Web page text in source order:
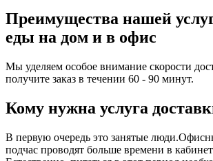
Преимущества нашей
еды на дом и в офис
Мы уделяем особое внимание скорости
получите заказ в течении 60 - 90 минут.
Кому нужна услуга
В первую очередь это занятые
подчас проводят больше времени в